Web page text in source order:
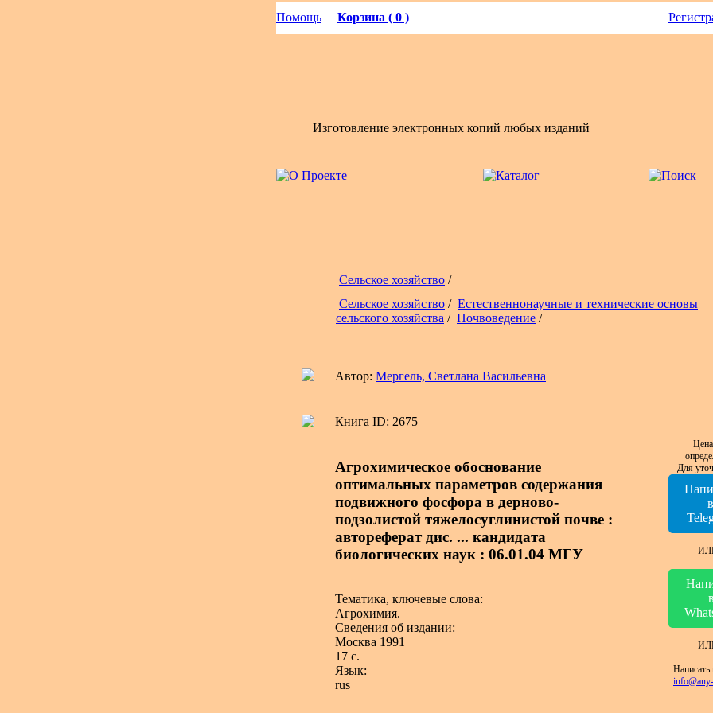
Помощь Корзина ( 0 )
Изготовление электронных копий любых изданий
Сельское хозяйство /
Сельское хозяйство / Естественнонаучные и технические основы
сельского хозяйства / Почвоведение /
Автор: Мергель, Светлана Васильевна
Книга ID: 2675
Агрохимическое обоснование
оптимальных параметров содержания
подвижного фосфора в дерново-
подзолистой тяжелосуглинистой почве :
автореферат дис. ... кандидата
биологических наук : 06.01.04 МГУ
Тематика, ключевые слова:
Агрохимия.
Сведения об издании:
Москва 1991
17 с.
Язык:
rus
Для
в
в
Написать